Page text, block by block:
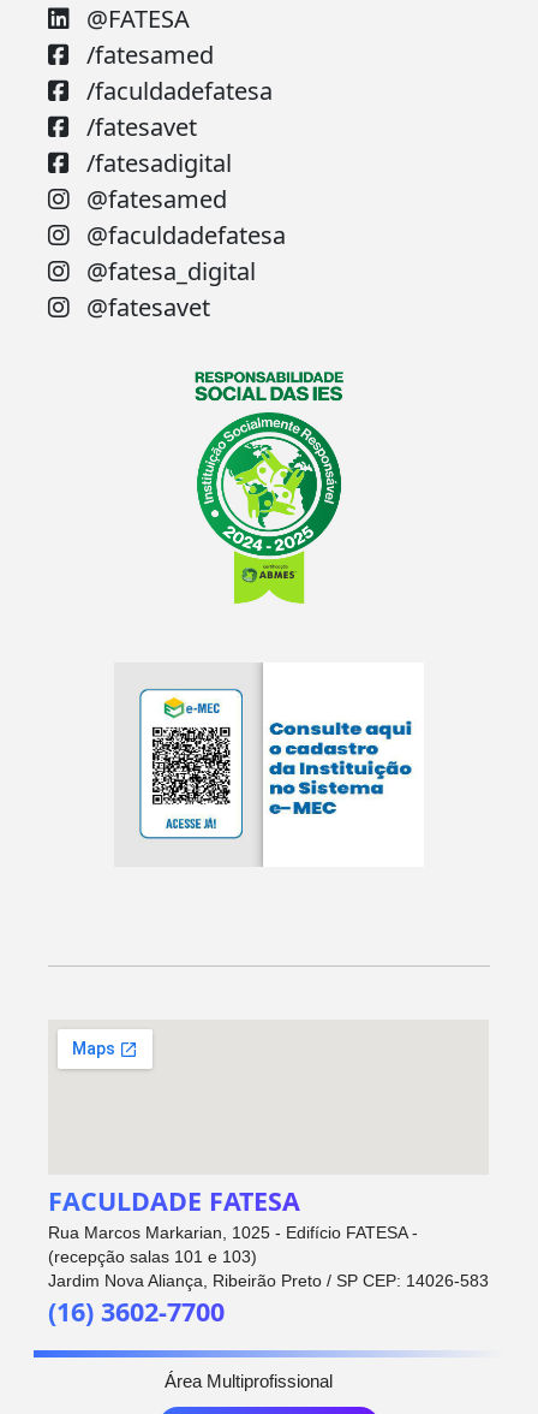
@FATESA
/fatesamed
/faculdadefatesa
/fatesavet
/fatesadigital
@fatesamed
@faculdadefatesa
@fatesa_digital
@fatesavet
FACULDADE FATESA
Rua Marcos Markarian, 1025 - Edifício FATESA -
(recepção salas 101 e 103)
Jardim Nova Aliança, Ribeirão Preto / SP CEP: 14026-583
(16) 3602-7700
Área Multiprofissional